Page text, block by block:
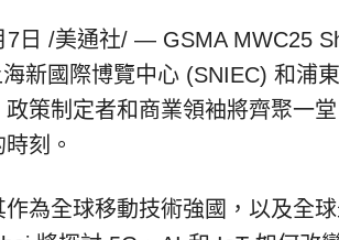
日 /美通社/ — GSMA MWC25
新國際博覽中心 (SNIEC) 和浦
策制定者和商業領袖將齊聚一
刻。
作為全球移動技術強國，以及全